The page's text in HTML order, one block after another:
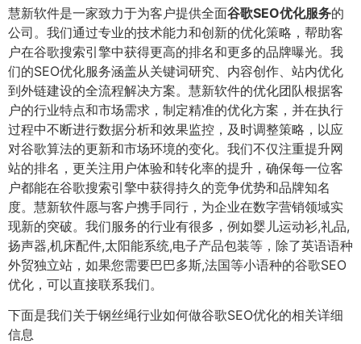
慧新软件是一家致力于为客户提供全面谷歌SEO优化服务的
公司。我们通过专业的技术能力和创新的优化策略，帮助客
户在谷歌搜索引擎中获得更高的排名和更多的品牌曝光。我
们的SEO优化服务涵盖从关键词研究、内容创作、站内优化
到外链建设的全流程解决方案。慧新软件的优化团队根据客
户的行业特点和市场需求，制定精准的优化方案，并在执行
过程中不断进行数据分析和效果监控，及时调整策略，以应
对谷歌算法的更新和市场环境的变化。我们不仅注重提升网
站的排名，更关注用户体验和转化率的提升，确保每一位客
户都能在谷歌搜索引擎中获得持久的竞争优势和品牌知名
度。慧新软件愿与客户携手同行，为企业在数字营销领域实
现新的突破。我们服务的行业有很多，例如婴儿运动衫,礼品,
扬声器,机床配件,太阳能系统,电子产品包装等，除了英语语种
外贸独立站，如果您需要巴巴多斯,法国等小语种的谷歌SEO
优化，可以直接联系我们。
下面是我们关于钢丝绳行业如何做谷歌SEO优化的相关详细
信息